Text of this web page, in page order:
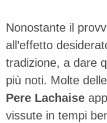
Nonostante il
all’effetto
tradizione, a dare
più noti. Molte delle
Pere Lachaise
vissute in tempi